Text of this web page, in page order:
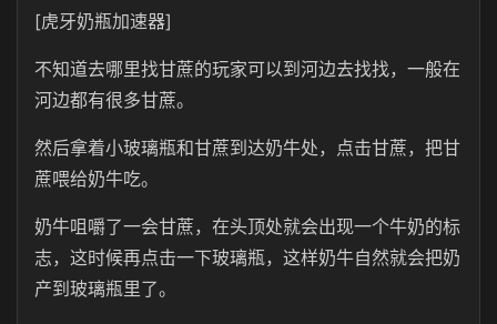
[虎牙奶瓶加速器]
不知道去哪里找甘蔗的玩家可以到河边去找找，一般在
河边都有很多甘蔗。
然后拿着小玻璃瓶和甘蔗到达奶牛处，点击甘蔗，把甘
蔗喂给奶牛吃。
奶牛咀嚼了一会甘蔗，在头顶处就会出现一个牛奶的标
志，这时候再点击一下玻璃瓶，这样奶牛自然就会把奶
产到玻璃瓶里了。